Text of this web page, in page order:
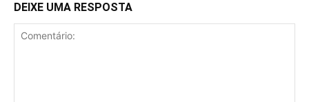
DEIXE UMA RESPOSTA